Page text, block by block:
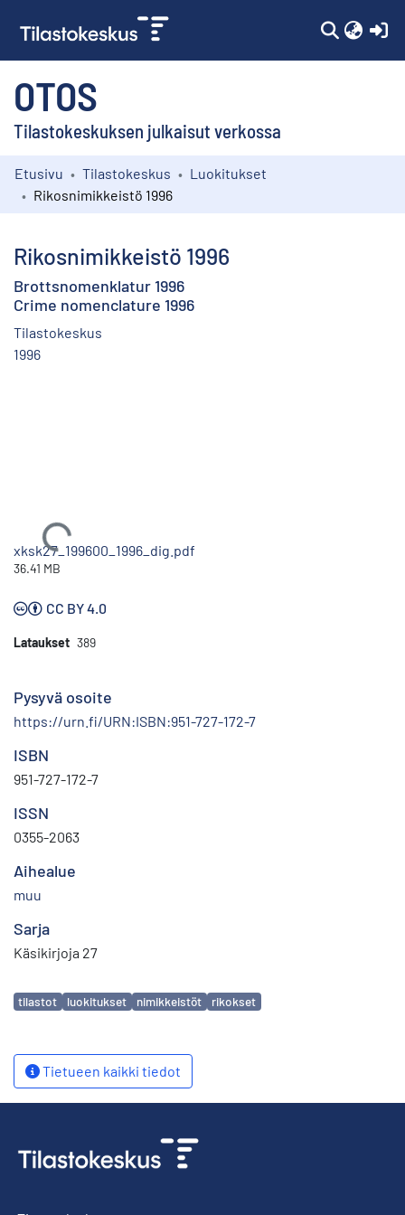
OTOS
Tilastokeskuksen julkaisut verkossa
Kokoelmat
Etusivu Tilastokeskus
Luokitukset
Rikosnimikkeistö 1996
Rikosnimikkeistö 1996
Brottsnomenklatur 1996
Crime nomenclature 1996
Tilastokeskus
1996
Ladataan...
xksk27_199600_1996_dig.pdf
36.41 MB
CC BY 4.0
Lataukset 389
Pysyvä osoite
https://urn.fi/URN:ISBN:951-727-172-7
ISBN
951-727-172-7
ISSN
0355-2063
Aihealue
muu
Sarja
Käsikirjoja 27
Avainsanat
tilastot luokitukset nimikkeistöt rikokset
Tietueen kaikki tiedot